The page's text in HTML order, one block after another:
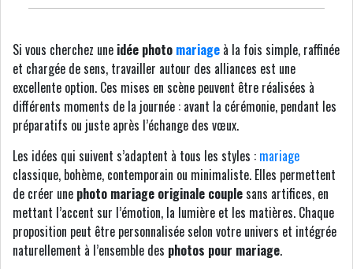
Si vous cherchez une idée photo mariage à la fois simple, raffinée
et chargée de sens, travailler autour des alliances est une
excellente option. Ces mises en scène peuvent être réalisées à
différents moments de la journée : avant la cérémonie, pendant les
préparatifs ou juste après l’échange des vœux.
Les idées qui suivent s’adaptent à tous les styles : mariage
classique, bohème, contemporain ou minimaliste. Elles permettent
de créer une photo mariage originale couplesans artifices, en
mettant l’accent sur l’émotion, la lumière et les matières. Chaque
proposition peut être personnalisée selon votre univers et intégrée
naturellement à l’ensemble des photos pour mariage.